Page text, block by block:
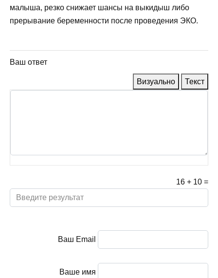
малыша, резко снижает шансы на выкидыш либо
прерывание беременности после проведения ЭКО.
Ваш ответ
Визуально Текст
16 + 10 =
Ваш Email
Ваше имя